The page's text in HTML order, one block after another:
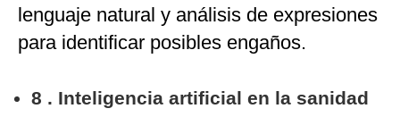
lenguaje natural y análisis de expresiones
para identificar posibles engaños.
8 . Inteligencia artificial en la sanidad